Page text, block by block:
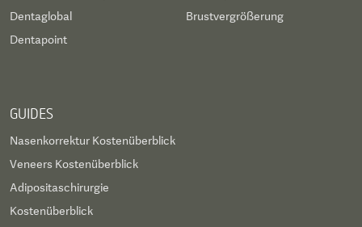
Dentaglobal
Dentapoint
Brustvergrößerung
GUIDES
Nasenkorrektur Kostenüberblick
Veneers Kostenüberblick
Adipositaschirurgie
Kostenüberblick